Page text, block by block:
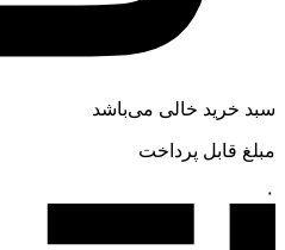
سبد خرید خالی می‌باشد
مبلغ قابل پرداخت
۰